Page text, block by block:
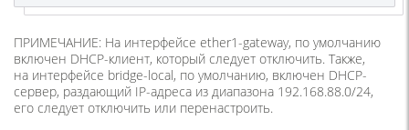
ПРИМЕЧАНИЕ: На интерфейсе ether1-gateway, по умолчанию
включен DHCP-клиент, который следует отключить. Также,
на интерфейсе bridge-local, по умолчанию, включен DHCP-
сервер, раздающий IP-адреса из диапазона 192.168.88.0/24,
его следует отключить или перенастроить.